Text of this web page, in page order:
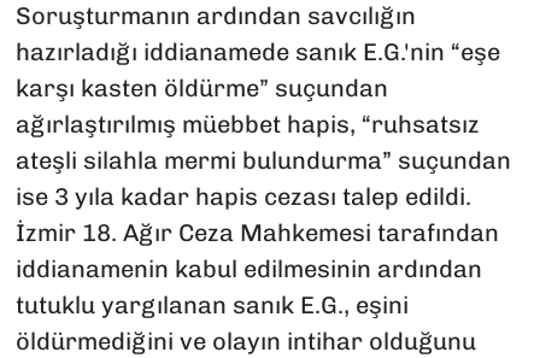
Soruşturmanın ardından savcılığın
hazırladığı iddianamede sanık E.G.'nin “eşe
karşı kasten öldürme” suçundan
ağırlaştırılmış müebbet hapis, “ruhsatsız
ateşli silahla mermi bulundurma” suçundan
ise 3 yıla kadar hapis cezası talep edildi.
İzmir 18. Ağır Ceza Mahkemesi tarafından
iddianamenin kabul edilmesinin ardından
tutuklu yargılanan sanık E.G., eşini
öldürmediğini ve olayın intihar olduğunu